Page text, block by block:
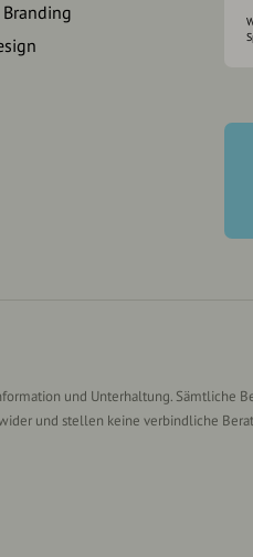
und Unterhaltung. Sämtliche
und stellen keine verbindliche